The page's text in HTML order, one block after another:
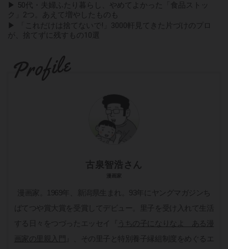
▶ 50代・夫婦ふたり暮らし、やめてよかった「食品ストッ
ク」2つ。あえて増やしたものも
▶ 「これだけは捨てないで!」3000軒見てきた片づけのプロ
が、捨てずに残すもの10選
古泉智浩さん
漫画家
漫画家。1969年、新潟県生まれ。93年にヤングマガジンち
ばてつや賞大賞を受賞してデビュー。里子を受け入れて生活
する日々をつづったエッセイ『
うちの子になりなよ ある漫
画家の里親入門
』、その里子と特別養子縁組制度をめぐるエ